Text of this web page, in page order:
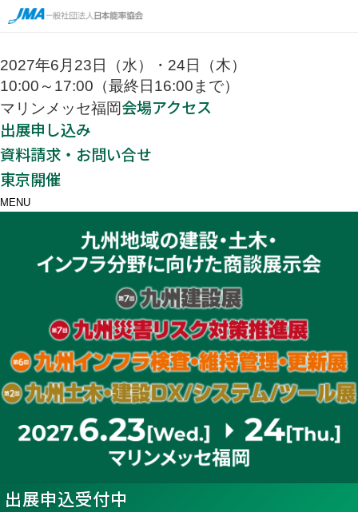
2027年6月23日（水）・24日（木）
10:00～17:00（最終日16:00まで）
マリンメッセ福岡会場アクセス
出展申し込み
資料請求・お問い合せ
東京開催
MENU
出展申込受付中